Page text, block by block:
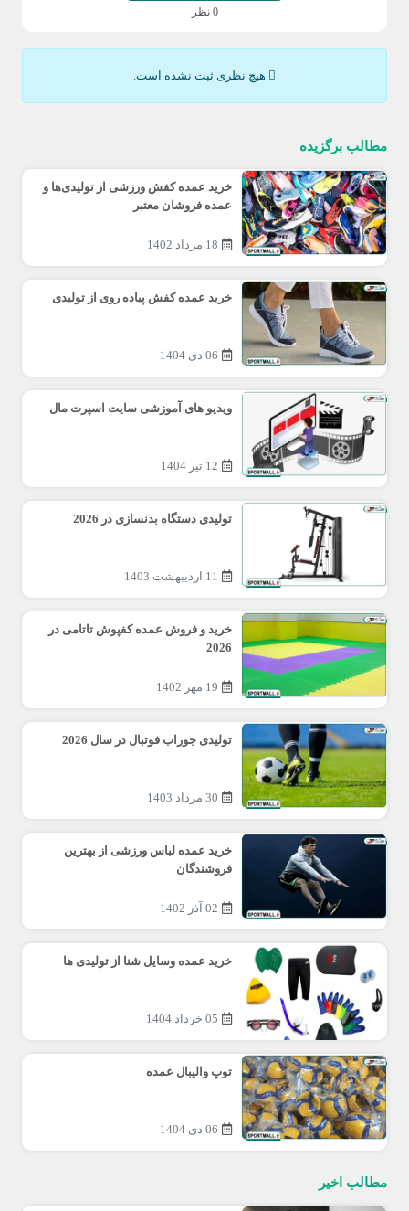
0 نظر
هیچ نظری ثبت نشده است.
مطالب برگزیده
خرید عمده کفش ورزشی از تولیدی‌ها و
عمده فروشان معتبر
18 مرداد 1402
خرید عمده کفش پیاده روی از تولیدی
06 دی 1404
ویدیو های آموزشی سایت اسپرت مال
12 تیر 1404
تولیدی دستگاه بدنسازی در 2026
11 اردیبهشت 1403
خرید و فروش عمده کفپوش تاتامی در
2026
19 مهر 1402
تولیدی جوراب فوتبال در سال 2026
30 مرداد 1403
خرید عمده لباس ورزشی از بهترین
فروشندگان
02 آذر 1402
خرید عمده وسایل شنا از تولیدی ها
05 خرداد 1404
توپ والیبال عمده
06 دی 1404
مطالب اخیر